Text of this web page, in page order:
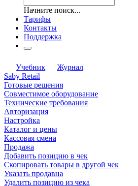
Начните поиск...
Тарифы
Контакты
Поддержка
Учебник
Журнал
Saby Retail
Готовые решения
Совместимое оборудование
Технические требования
Авторизация
Настройка
Каталог и цены
Кассовая смена
Продажа
Добавить позицию в чек
Скопировать товары в другой чек
Указать продавца
Удалить позицию из чека